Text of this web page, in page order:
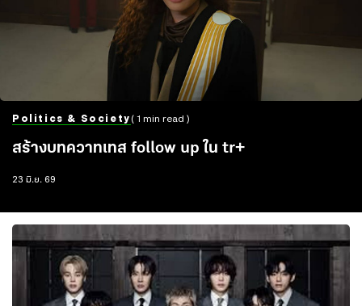
Politics & Society ( 1 min read )
สร้างบทควาทเทส follow up ใน tr+
23 มิ.ย. 69